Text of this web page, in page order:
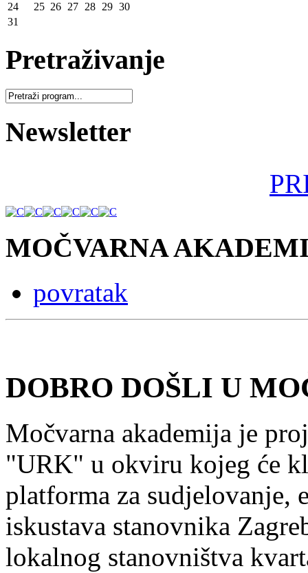
24
25 26 27 28 29 30
31
Pretraživanje
Newsletter
MOČVARNA
povratak
DOBRO DOŠLI U
Močvarna akademija je
"URK" u okviru kojeg će
platforma za sudjelovanje,
iskustava stanovnika
lokalnog stanovništva